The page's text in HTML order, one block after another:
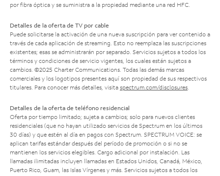
por fibra óptica y se suministra a la propiedad mediante una red HFC.
Detalles de la oferta de TV por cable
Puede solicitarse la activación de una nueva suscripción para ver contenido a
través de cada aplicación de streaming. Esto no reemplaza las suscripciones
existentes; esas se administrarán por separado. Servicios sujetos a todos los
términos y condiciones de servicio vigentes, los cuales están sujetos a
cambios. ©2025 Charter Communications. Todas las demás marcas
comerciales y los logotipos presentes aquí son propiedad de sus respectivos
titulares. Para conocer más detalles, visita spectrum.com/disclosures
Detalles de la oferta de teléfono residencial
Oferta por tiempo limitado; sujeta a cambios; solo para nuevos clientes
residenciales (que no hayan utilizado servicios de Spectrum en los últimos
30 días) y que estén al día en pagos con Spectrum. SPECTRUM VOICE: se
aplican tarifas estándar después del período de promoción o si no se
mantienen los servicios elegibles. Cargo adicional por instalación. Las
llamadas ilimitadas incluyen llamadas en Estados Unidos, Canadá, México,
Puerto Rico, Guam, las Islas Vírgenes y más. Servicios sujetos a todos los